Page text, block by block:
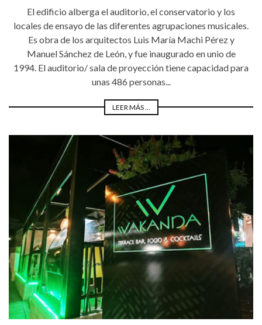
El edificio alberga el auditorio, el conservatorio y los
locales de ensayo de las diferentes agrupaciones musicales.
Es obra de los arquitectos Luis María Machi Pérez y
Manuel Sánchez de León, y fue inaugurado en unio de
1994. El auditorio/ sala de proyección tiene capacidad para
unas 486 personas...
LEER MÁS ...